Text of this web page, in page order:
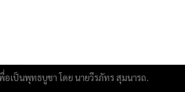
เป็นพุทธบูชา โดย นายวีรภัทร สุมนารถ.